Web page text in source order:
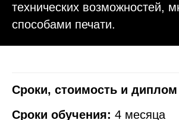
технических возможностей,
способами печати.
Сроки, стоимость и диплом
Сроки обучения: 4 месяца